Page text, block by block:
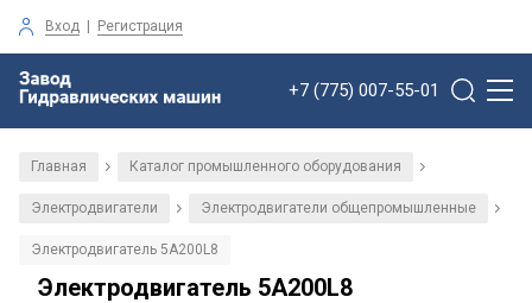
Вход | Регистрация
+7 (775) 007-55-01
Главная / Каталог промышленного оборудования /
Электродвигатели / Электродвигатели общепромышленные /
Электродвигатель 5А200L8
Электродвигатель 5А200L8